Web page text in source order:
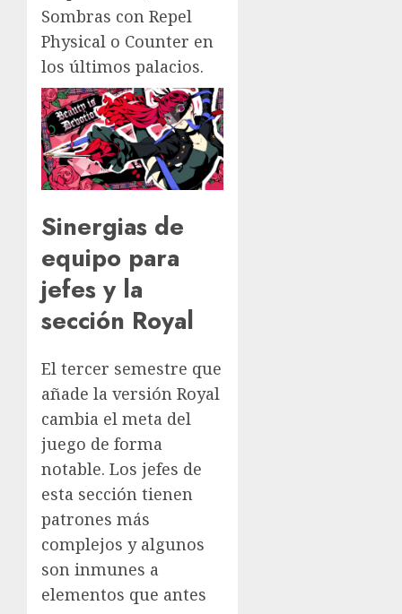
Sombras con Repel
Physical o Counter en
los últimos palacios.
Sinergias de
equipo para
jefes y la
sección Royal
El tercer semestre que
añade la versión Royal
cambia el meta del
juego de forma
notable. Los jefes de
esta sección tienen
patrones más
complejos y algunos
son inmunes a
elementos que antes